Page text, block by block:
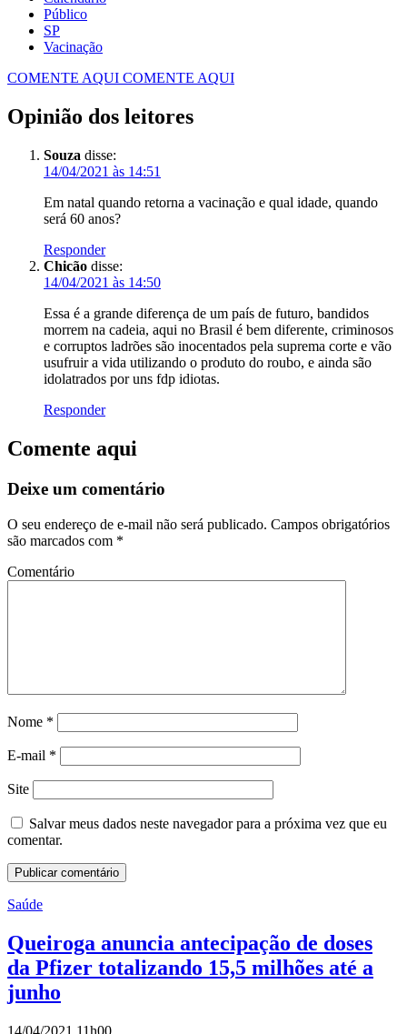
Público
SP
Vacinação
COMENTE AQUI COMENTE AQUI
Opinião dos leitores
Souza disse:
14/04/2021 às 14:51
Em natal quando retorna a vacinação e qual idade, quando
será 60 anos?
Responder
Chicão disse:
14/04/2021 às 14:50
Essa é a grande diferença de um país de futuro, bandidos
morrem na cadeia, aqui no Brasil é bem diferente, criminosos
e corruptos ladrões são inocentados pela suprema corte e vão
usufruir a vida utilizando o produto do roubo, e ainda são
idolatrados por uns fdp idiotas.
Responder
Comente aqui
Deixe um comentário
O seu endereço de e-mail não será publicado. Campos obrigatórios
são marcados com *
Comentário
Nome *
E-mail *
Site
Salvar meus dados neste navegador para a próxima vez que eu
comentar.
Saúde
Queiroga anuncia antecipação de doses
da Pfizer totalizando 15,5 milhões até a
junho
14/04/2021 11h00